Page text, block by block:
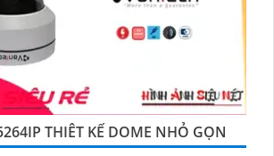
THIÊT KẾ DOME NHỎ GỌN